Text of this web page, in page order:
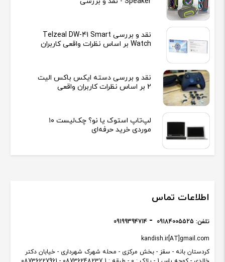
نقد و بررسی Telzeal DW-41 Smart
Watch بر اساس نظرات واقعی کاربران
نقد و بررسی دسته ایکس باکس الیت
2 بر اساس نظرات کاربران واقعی
لپ‌تاپ استوک یا نو؟ چک‌لیست ۱۰
موردی خرید حرفه‌ای
اطلاعات تماس
کردستان بانه - سقز - بخش مرکزی - محله شهرک شهرداری - خیابان دکتر
kandish.ir[AT]gmail.com
تلفن: 09184005525
09199394714